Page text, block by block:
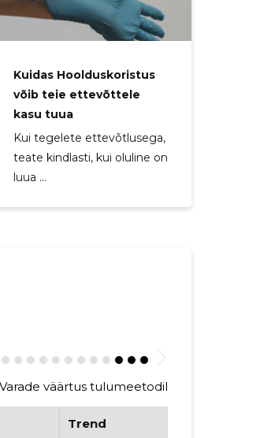
Kuidas Hoolduskoristus
võib teie ettevõttele
kasu tuua
Kui tegelete ettevõtlusega,
teate kindlasti, kui oluline on
luua ...
Varade väärtus tulumeetodil
Trend